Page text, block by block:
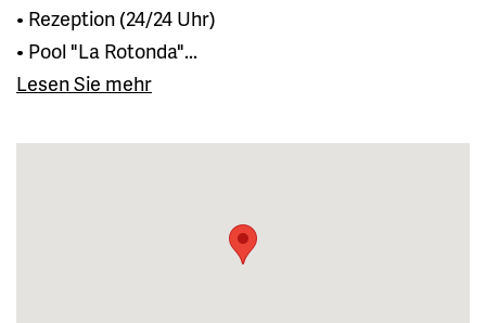
• Rezeption (24/24 Uhr)
• Pool "La Rotonda"...
Lesen Sie mehr